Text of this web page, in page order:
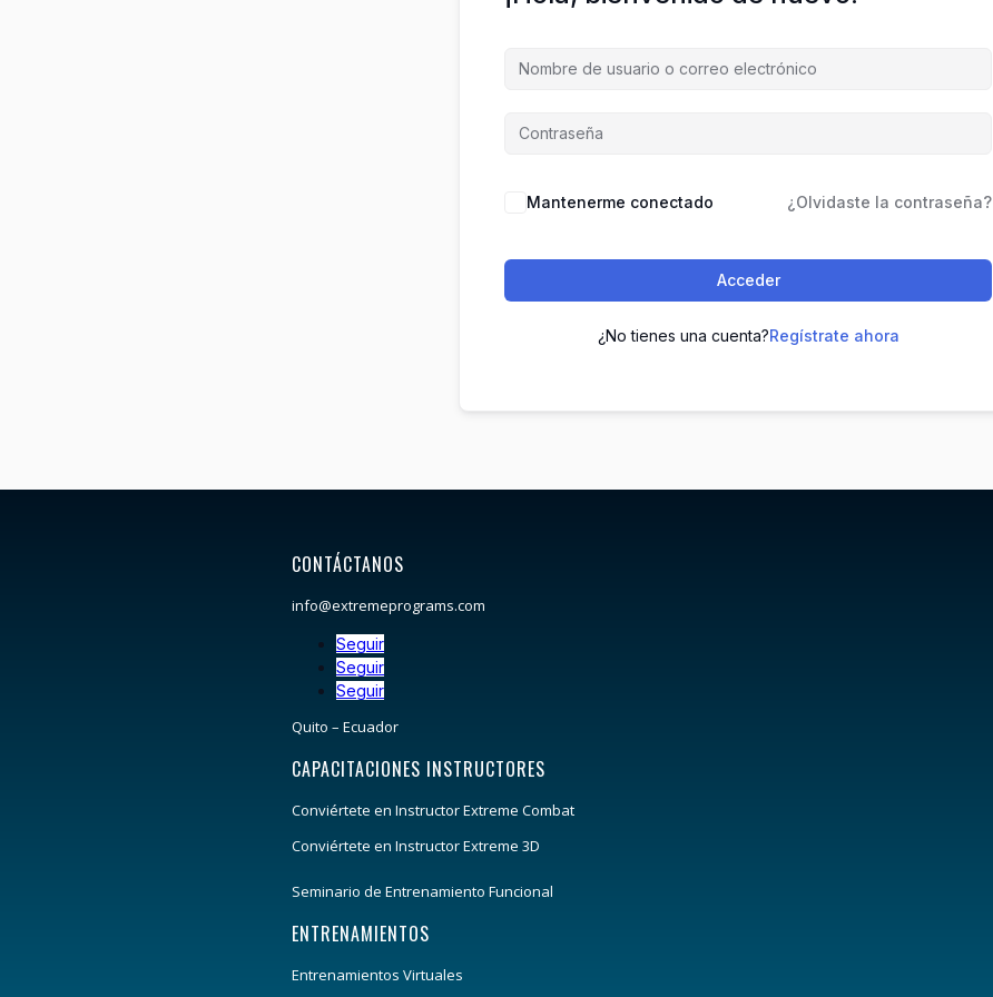
Mantenerme conectado ¿Olvidaste la contraseña?
Acceder
¿No tienes una cuenta?Regístrate ahora
CONTÁCTANOS
info@extremeprograms.com
Seguir
Seguir
Seguir
Quito – Ecuador
CAPACITACIONES INSTRUCTORES
Conviértete en Instructor Extreme Combat
Conviértete en Instructor Extreme 3D
Seminario de Entrenamiento Funcional
ENTRENAMIENTOS
Entrenamientos Virtuales